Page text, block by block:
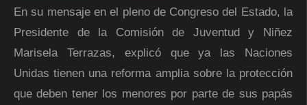
En su mensaje en el pleno de Congreso del Estado, la
Presidente de la Comisión de Juventud y Niñez
Marisela Terrazas, explicó que ya las Naciones
Unidas tienen una reforma amplia sobre la protección
que deben tener los menores por parte de sus papás